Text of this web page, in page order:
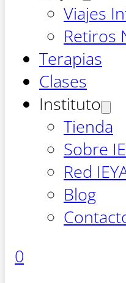
Viajes
Retiros
Terapias
Clases
Instituto
Tienda
Sobre
Red
Blog
0